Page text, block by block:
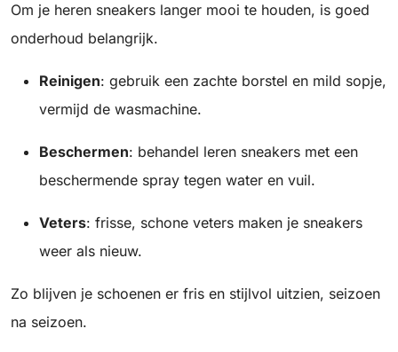
Om je heren sneakers langer mooi te houden, is goed
onderhoud belangrijk.
Reinigen: gebruik een zachte borstel en mild sopje,
vermijd de wasmachine.
Beschermen: behandel leren sneakers met een
beschermende spray tegen water en vuil.
Veters: frisse, schone veters maken je sneakers
weer als nieuw.
Zo blijven je schoenen er fris en stijlvol uitzien, seizoen
na seizoen.